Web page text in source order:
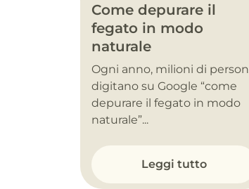
Come depurare il
fegato in modo
naturale
Ogni anno, milioni di
digitano su Google “come
depurare il fegato in modo
naturale”...
Leggi tutto